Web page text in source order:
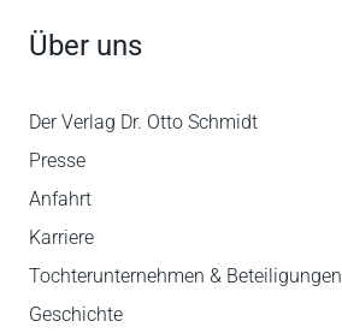
Über uns
Der Verlag Dr. Otto Schmidt
Presse
Anfahrt
Karriere
Tochterunternehmen & Beteiligungen
Geschichte